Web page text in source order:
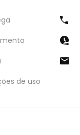
de uso